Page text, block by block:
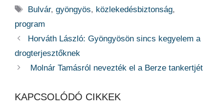
Címkék
Bulvár,gyöngyös, közlekedésbiztonság,
program
Horváth László: Gyöngyösön sincs kegyelem a
drogterjesztőknek
Molnár Tamásról nevezték el a Berze tankertjét
KAPCSOLÓDÓ CIKKEK